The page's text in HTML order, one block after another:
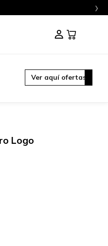
›
Ver aquí ofertas
Logo